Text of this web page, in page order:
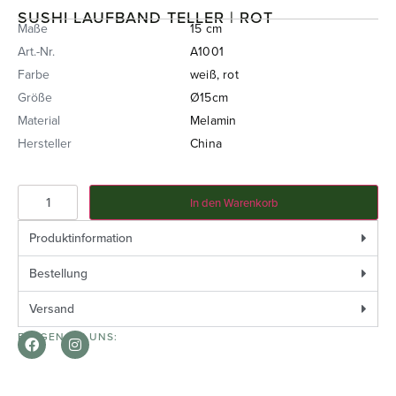
SUSHI LAUFBAND TELLER | ROT
Maße
15 cm
Art.-Nr.
A1001
Farbe
weiß, rot
Größe
Ø15cm
Material
Melamin
Hersteller
China
In den Warenkorb
Produktinformation
Bestellung
Versand
FOLGEN SIE UNS: